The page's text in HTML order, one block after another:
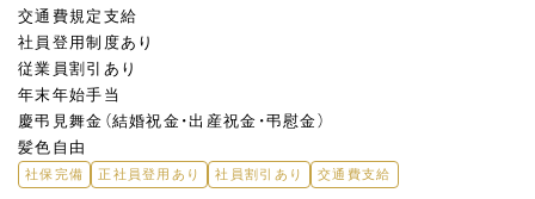
交通費規定支給
社員登用制度あり
従業員割引あり
年末年始手当
慶弔見舞金（結婚祝金・出産祝金・弔慰金）
髪色自由
社保完備 正社員登用あり 社員割引あり 交通費支給